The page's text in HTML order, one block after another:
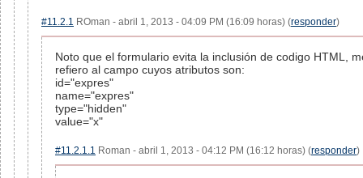
#11.2.1 ROman - abril 1, 2013 - 04:09 PM (16:09 horas) (responder)
Noto que el formulario evita la inclusión de codigo HTML,
refiero al campo cuyos atributos son:
id="expres"
name="expres"
type="hidden"
value="x"
#11.2.1.1 Roman - abril 1, 2013 - 04:12 PM (16:12 horas) (responder)